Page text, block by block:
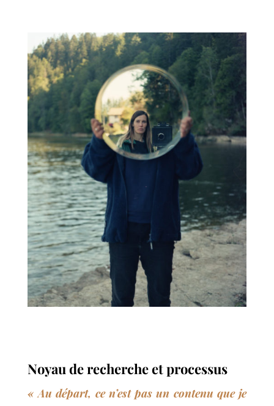
Noyau de recherche et processus
« Au départ, ce n’est pas un contenu queje